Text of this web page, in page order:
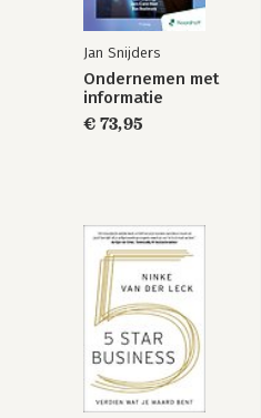
Jan Snijders
Ondernemen met
informatie
€ 73,95